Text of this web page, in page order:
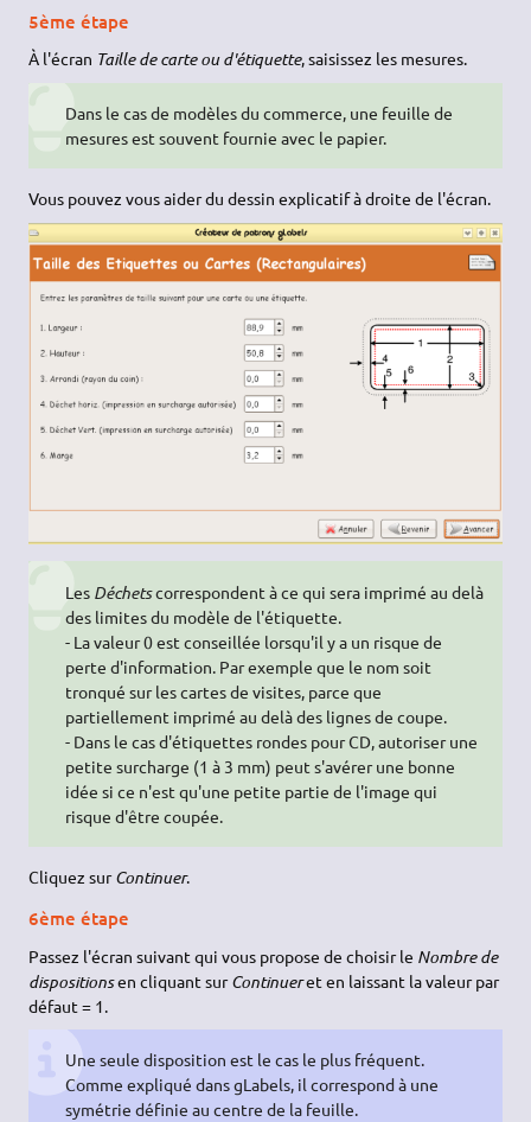
5ème étape
À l'écran Taille de carte ou d'étiquette, saisissez les mesures.
Dans le cas de modèles du commerce, une feuille de
mesures est souvent fournie avec le papier.
Vous pouvez vous aider du dessin explicatif à droite de l'écran.
Les Déchetscorrespondent à ce qui sera imprimé au delà
des limites du modèle de l'étiquette.
- La valeur 0 est conseillée lorsqu'il y a un risque de
perte d'information. Par exemple que le nom soit
tronqué sur les cartes de visites, parce que
partiellement imprimé au delà des lignes de coupe.
- Dans le cas d'étiquettes rondes pour CD, autoriser une
petite surcharge (1 à 3 mm) peut s'avérer une bonne
idée si ce n'est qu'une petite partie de l'image qui
risque d'être coupée.
Cliquez surContinuer.
6ème étape
Passez l'écran suivant qui vous propose de choisir le Nombre de
dispositionsen cliquant surContinueret en laissant la valeur par
défaut = 1.
Une seule disposition est le cas le plus fréquent.
Comme expliqué dans gLabels, il correspond à une
symétrie définie au centre de la feuille.